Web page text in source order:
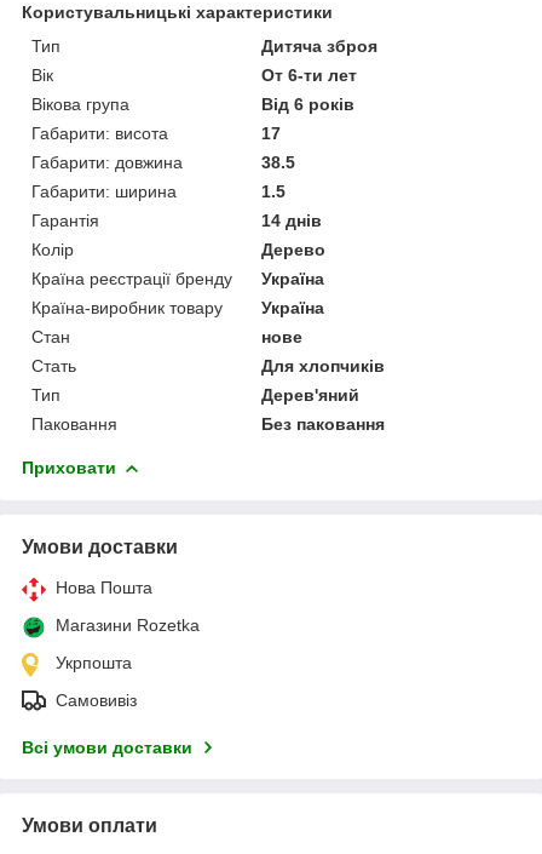
Користувальницькі характеристики
Тип
Дитяча зброя
Вік
От 6-ти лет
Вікова група
Від 6 років
Габарити: висота
17
Габарити: довжина
38.5
Габарити: ширина
1.5
Гарантія
14 днів
Колір
Дерево
Країна реєстрації бренду
Україна
Країна-виробник товару
Україна
Стан
нове
Стать
Для хлопчиків
Тип
Дерев'яний
Паковання
Без паковання
Приховати
Умови доставки
Нова Пошта
Магазини Rozetka
Укрпошта
Самовивіз
Всі умови доставки
Умови оплати